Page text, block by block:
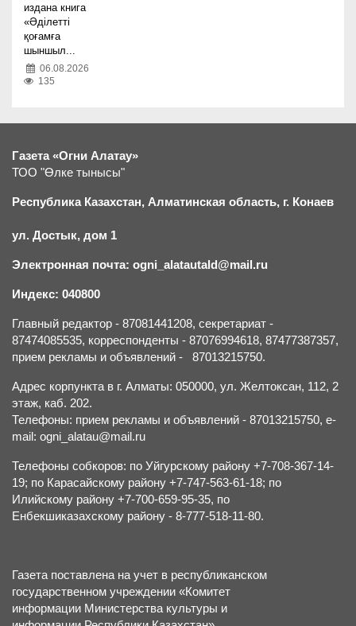
издана книга
«Әділетті
қоғамға
шыншыл...
06.08.2026
135
Газета «Огни Алатау»
ТОО "Өлке тынысы"
Республика Казахстан, Алматинская область, г. Конаев
ул. Достык, дом 1
Электронная почта: ogni_alatautald@mail.ru
Индекс: 040800
Главный редактор - 87081441208, секретариат -
87474085535, корреспонденты - 87076994618, 87477387357,
прием рекламы и объявлений - 87013215750.
Адрес корпункта в г. Алматы: 050000, ул. Желтоксан, 112, 2
этаж, каб. 202.
Телефоны: прием рекламы и объявлений - 87013215750, e-
mail: ogni_alatau@mail.ru
Телефоны собкоров: по Уйгурскому району +7-708-367-14-
19; по Карасайскому району +7-747-563-61-18; по
Илийскому району +7-700-659-95-35, по
Енбекшиказахскому району - 8-777-518-11-80.
Газета поставлена на учет в республиканском
государственном учреждении «Комитет
информации Министерства культуры и